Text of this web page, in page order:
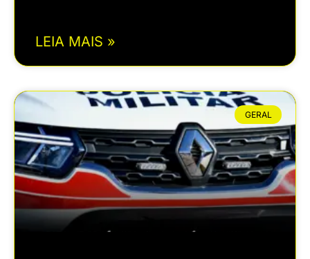
LEIA MAIS »
GERAL